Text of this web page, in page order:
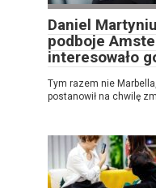
Daniel
podboje
interesowało
Tym razem nie
postanowił na chwilę